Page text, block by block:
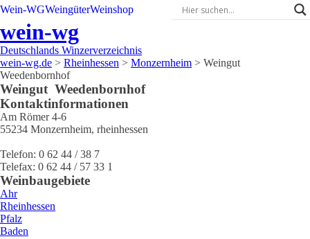
Wein-WGWeingüterWeinshop
wein-wg
Deutschlands Winzerverzeichnis
wein-wg.de > Rheinhessen > Monzernheim > Weingut
Weedenbornhof
Weingut Weedenbornhof
Kontaktinformationen
Am Römer 4-6
55234 Monzernheim, rheinhessen
Telefon: 0 62 44 / 38 7
Telefax: 0 62 44 / 57 33 1
Weinbaugebiete
Ahr
Rheinhessen
Pfalz
Baden